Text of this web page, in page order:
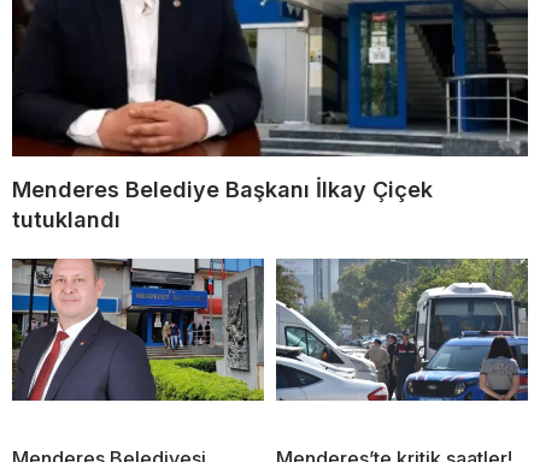
Menderes Belediye Başkanı İlkay Çiçek
tutuklandı